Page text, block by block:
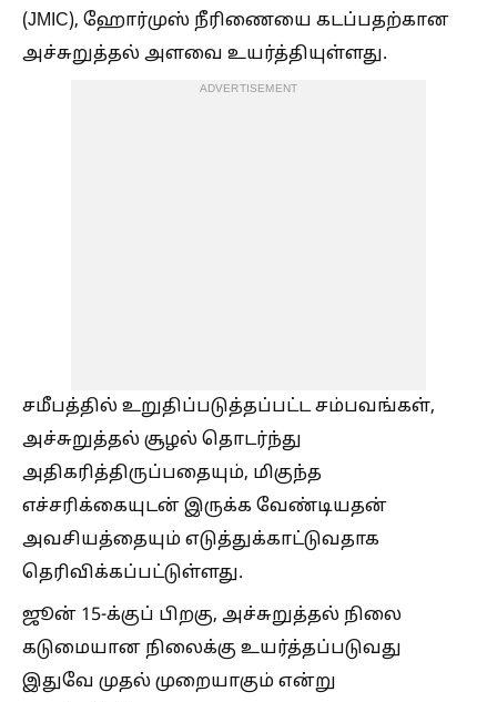
(JMIC), ஹோர்முஸ் நீரிணையை கடப்பதற்கான
அச்சுறுத்தல் அளவை உயர்த்தியுள்ளது.
ADVERTISEMENT
சமீபத்தில் உறுதிப்படுத்தப்பட்ட சம்பவங்கள்,
அச்சுறுத்தல் சூழல் தொடர்ந்து
அதிகரித்திருப்பதையும், மிகுந்த
எச்சரிக்கையுடன் இருக்க வேண்டியதன்
அவசியத்தையும் எடுத்துக்காட்டுவதாக
தெரிவிக்கப்பட்டுள்ளது.
ஜூன் 15-க்குப் பிறகு, அச்சுறுத்தல் நிலை
கடுமையான நிலைக்கு உயர்த்தப்படுவது
இதுவே முதல் முறையாகும் என்று